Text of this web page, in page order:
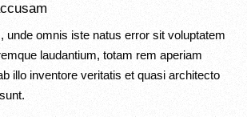
unde omnis iste natus error sit voluptatem
laudantium, totam rem aperiam
illo inventore veritatis et quasi architecto